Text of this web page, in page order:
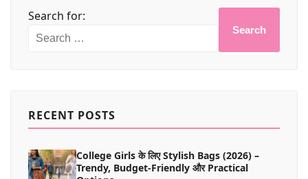
Search for:
Search
RECENT POSTS
College Girls के लिए Stylish Bags (2026) –
Trendy, Budget-Friendly और Practical